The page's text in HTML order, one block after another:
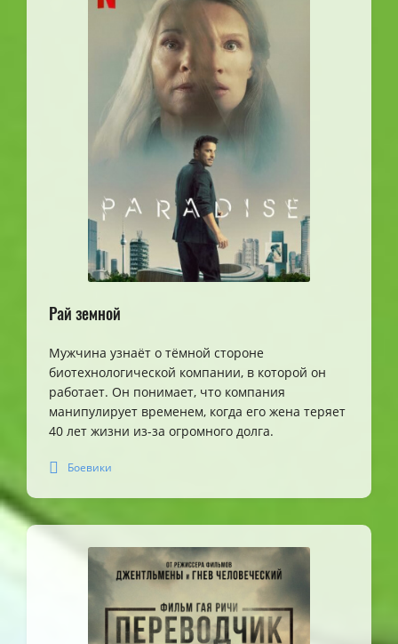
Рай земной
Мужчина узнаёт о тёмной стороне
биотехнологической компании, в которой он
работает. Он понимает, что компания
манипулирует временем, когда его жена теряет
40 лет жизни из-за огромного долга.
Боевики